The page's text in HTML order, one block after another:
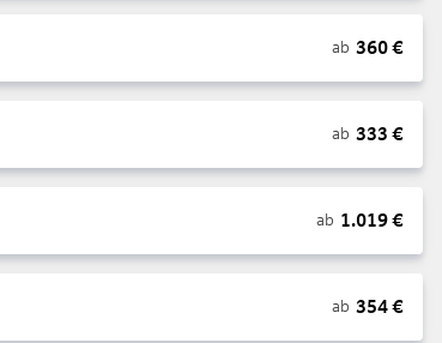
ab 360€
ab 333 €
ab 1.019€
ab 354€